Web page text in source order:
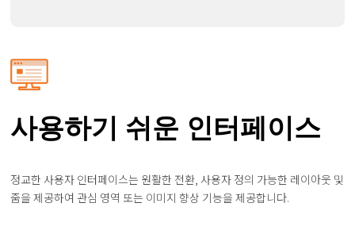
사용하기 쉬운 인터페이스
정교한 사용자 인터페이스는 원활한 전환, 사용자 정의 가능한 레이아웃 및
줌을 제공하여 관심 영역 또는 이미지 향상 기능을 제공합니다.